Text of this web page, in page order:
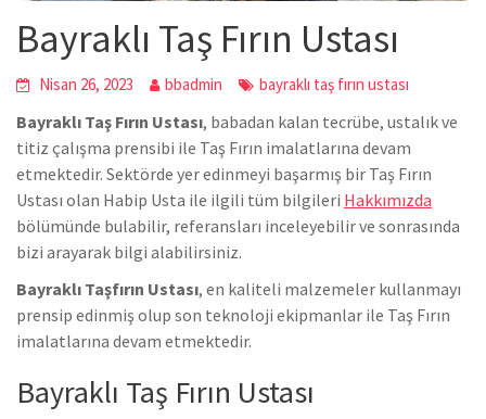
Bayraklı Taş Fırın Ustası
Nisan 26, 2023 bbadmin bayraklı taş fırın ustası
Bayraklı Taş Fırın Ustası, babadan kalan tecrübe, ustalık ve
titiz çalışma prensibi ile Taş Fırın imalatlarına devam
etmektedir. Sektörde yer edinmeyi başarmış bir Taş Fırın
Ustası olan Habip Usta ile ilgili tüm bilgileri Hakkımızda
bölümünde bulabilir, referansları inceleyebilir ve sonrasında
bizi arayarak bilgi alabilirsiniz.
Bayraklı Taşfırın Ustası, en kaliteli malzemeler kullanmayı
prensip edinmiş olup son teknoloji ekipmanlar ile Taş Fırın
imalatlarına devam etmektedir.
Bayraklı Taş Fırın Ustası